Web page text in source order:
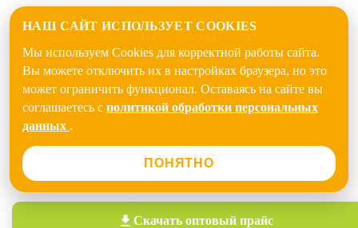
НАШ САЙТ ИСПОЛЬЗУЕТ COOKIES
Мы используем Cookies для корректной работы сайта.
Вы можете отключить их в настройках браузера, но это
может ограничить функционал. Оставаясь на сайте вы
соглашаетесь с политикой обработки персональных
данных .
ПОНЯТНО
Скачать оптовый прайс